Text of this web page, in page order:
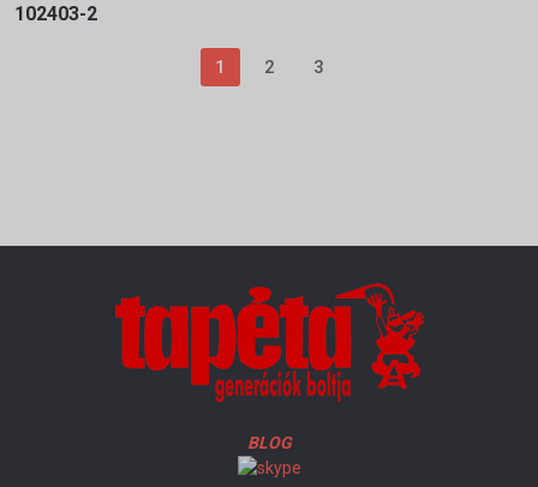
102403-2
1 2 3
BLOG